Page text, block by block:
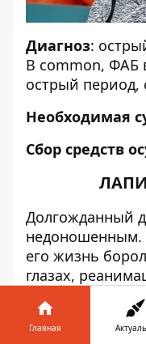
Диагноз:
B common, ФАБ
острый период,
Необходимая
Сбор средств
Долгожданный
недоношенным.
его жизнь
глазах,
некоторое
Саша
Сейчас мальчик
Главная